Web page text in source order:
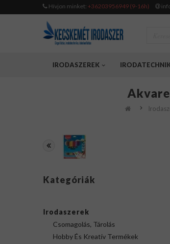
Hívjon minket: +36203956949 (9-16h)
IRODASZEREK
Kategóriák
Irodaszerek
Csomagolás, Tárolás
Hobby És Kreatív Termékek